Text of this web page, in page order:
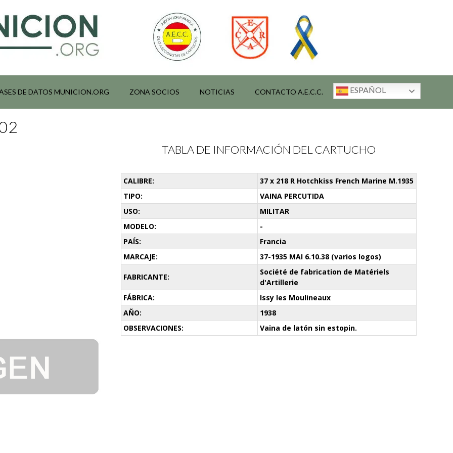
DE DATOS MUNICION.ORG ZONA SOCIOS NOTICIAS CONTACTO A.E.C.C. ESPAÑOL
TABLA DE INFORMACIÓN DEL CARTUCHO
CALIBRE:
37 x 218 R Hotchkiss French Marine M.1935
TIPO:
VAINA PERCUTIDA
USO:
MILITAR
MODELO:
-
PAÍS:
Francia
MARCAJE:
37-1935 MAI 6.10.38 (varios logos)
FABRICANTE:
Société de fabrication de Matériels
d'Artillerie
FÁBRICA:
Issy les Moulineaux
AÑO:
1938
OBSERVACIONES:
Vaina de latón sin estopin.